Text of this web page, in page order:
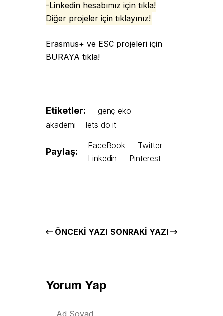
-Linkedin hesabımız için tıkla!
Diğer projeler için tıklayınız!
Erasmus+ ve ESC projeleri için
BURAYA tıkla!
Etiketler:
genç eko
akademi
lets do it
Paylaş:
FaceBook
Twitter
Linkedin
Pinterest
ÖNCEKI YAZI SONRAKI YAZI
Yorum Yap